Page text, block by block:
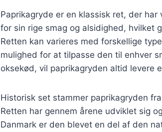
Paprikagryde er en klassisk ret, der
for sin rige smag og alsidighed, hvilket
Retten kan varieres med forskellige
mulighed for at tilpasse den til enhver
oksekød, vil paprikagryden altid levere
Historisk set stammer paprikagryden
Retten har gennem årene udviklet sig
Danmark er den blevet en del af den